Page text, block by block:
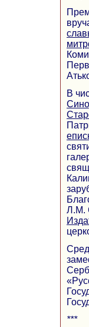
В
Л.М.
***